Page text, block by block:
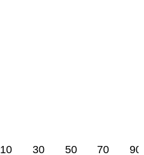
10 30 50 70 90